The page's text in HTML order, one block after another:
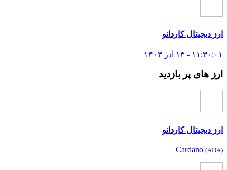
ارز دیجیتال کاردانو
۱۱:۳۰:۰۱ - ۱۳ آذر ۱۴۰۳
ارز های پر بازدید
ارز دیجیتال کاردانو
Cardano (ADA)